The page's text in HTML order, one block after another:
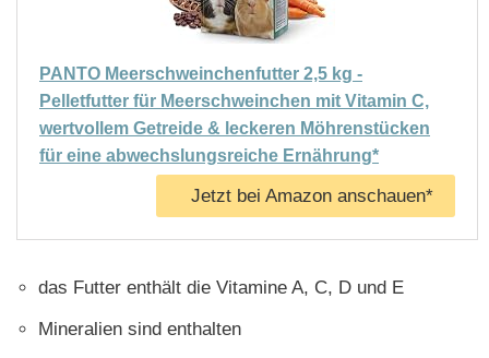
PANTO Meerschweinchenfutter 2,5 kg -
Pelletfutter für Meerschweinchen mit Vitamin C,
wertvollem Getreide & leckeren Möhrenstücken
für eine abwechslungsreiche Ernährung*
Jetzt bei Amazon anschauen*
das Futter enthält die Vitamine A, C, D und E
Mineralien sind enthalten